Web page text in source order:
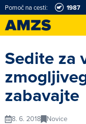
Pomoč na cesti: 1987
Sedite za
zabavajte
8. 6. 2018 Novice